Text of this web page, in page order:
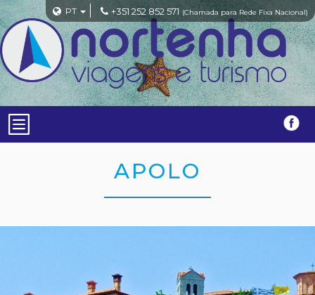
PT +351 252 852 571 (Chamada para Rede Fixa Nacional)
APOLO